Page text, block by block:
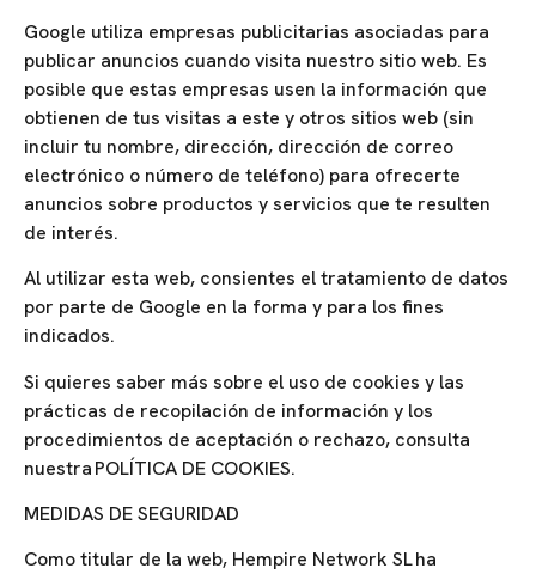
Google utiliza empresas publicitarias asociadas para
publicar anuncios cuando visita nuestro sitio web. Es
posible que estas empresas usen la información que
obtienen de tus visitas a este y otros sitios web (sin
incluir tu nombre, dirección, dirección de correo
electrónico o número de teléfono) para ofrecerte
anuncios sobre productos y servicios que te resulten
de interés.
Al utilizar esta web, consientes el tratamiento de datos
por parte de Google en la forma y para los fines
indicados.
Si quieres saber más sobre el uso de cookies y las
prácticas de recopilación de información y los
procedimientos de aceptación o rechazo, consulta
nuestra POLÍTICA DE COOKIES.
MEDIDAS DE SEGURIDAD
Como titular de la web, Hempire Network SL ha